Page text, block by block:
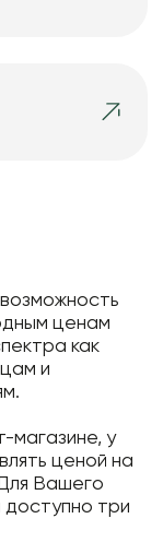
ценам
как
и
магазине, у
ценой на
Вашего
три